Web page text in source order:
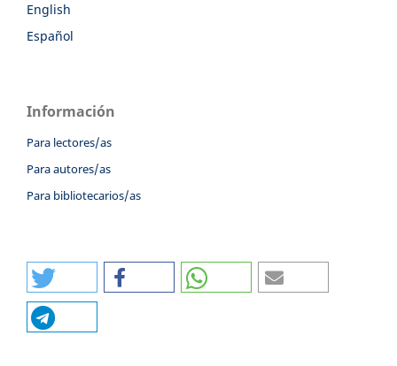
English
Español
Información
Para lectores/as
Para autores/as
Para bibliotecarios/as